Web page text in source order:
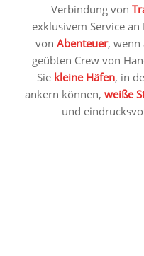
Verbindung von
exklusivem Service
von Abenteuer, wenn
geübten Crew von
Sie kleine Häfen, in
ankern können, weiße
und